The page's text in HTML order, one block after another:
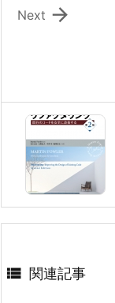

Next
 関連記事